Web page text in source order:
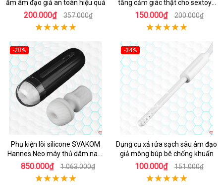
ấm âm đạo giả an toàn hiệu quả
200.000₫ 357.000₫
tăng cảm giác thật cho sextoys
âm đạo
150.000₫ 200.000₫
-20%
Hot
Phụ kiện lõi silicone SVAKOM
Hannes Neo máy thủ dâm nam
siêu bền
850.000₫ 1.063.000₫
-34%
Hot
Dụng cụ xả rửa sạch sâu âm đạo
giả mông búp bê chống khuẩn
100.000₫ 151.000₫